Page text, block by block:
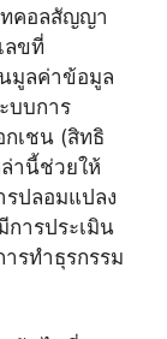
ทคอลสัญญา
ลขที่
มูลค่าข้อมูล
บบการ
กเชน (สิทธิ
านี้ช่วยให้
ปลอมแปลง
ารประเมิน
รทำธุรกรรม